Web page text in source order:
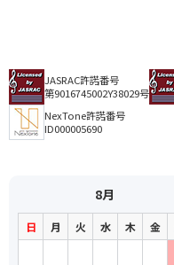
JASRAC許諾番号
第9016745002Y38029号
NexTone許諾番号
ID000005690
8月
日 月 火 水 木 金